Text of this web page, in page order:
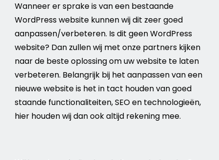
Wanneer er sprake is van een bestaande
WordPress website kunnen wij dit zeer goed
aanpassen/verbeteren. Is dit geen WordPress
website? Dan zullen wij met onze partners kijken
naar de beste oplossing om uw website te laten
verbeteren. Belangrijk bij het aanpassen van een
nieuwe website is het in tact houden van goed
staande functionaliteiten, SEO en technologieën,
hier houden wij dan ook altijd rekening mee.